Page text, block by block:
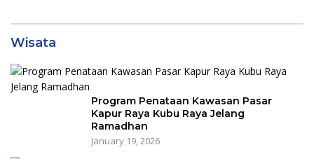
Wisata
Program Penataan Kawasan Pasar
Kapur Raya Kubu Raya Jelang
Ramadhan
January 19, 2026